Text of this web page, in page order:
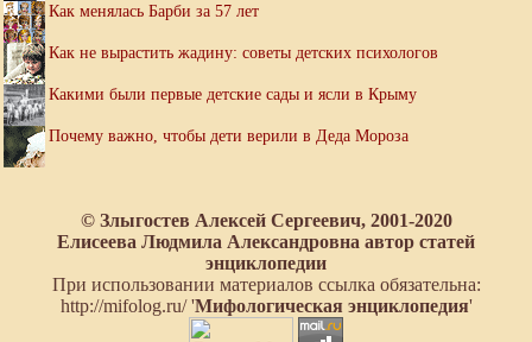
Как менялась Барби за 57 лет
Как не вырастить жадину: советы детских психологов
Какими были первые детские сады и ясли в Крыму
Почему важно, чтобы дети верили в Деда Мороза
© Злыгостев Алексей Сергеевич, 2001-2020
Елисеева Людмила Александровна автор статей
энциклопедии
При использовании материалов ссылка обязательна:
http://mifolog.ru/ 'Мифологическая энциклопедия'